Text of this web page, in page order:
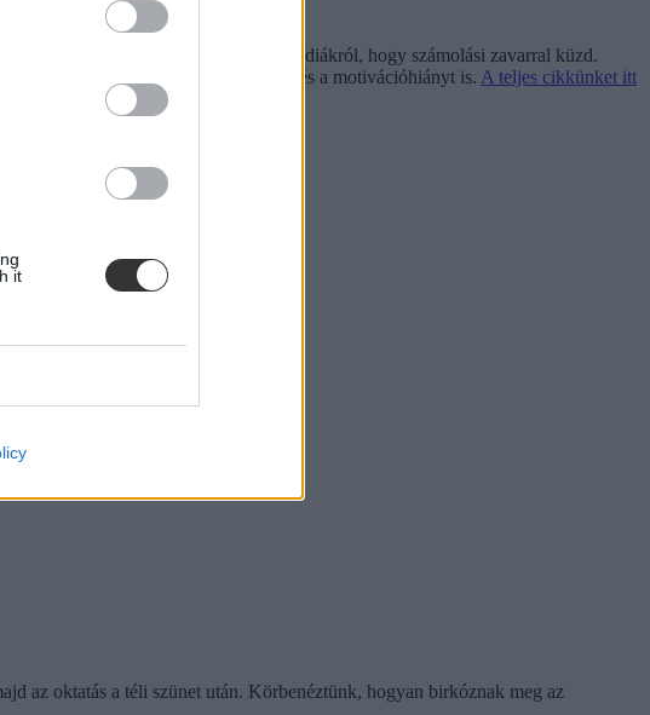
it
nyolcadikosként derül ki egy diákról, hogy számolási zavarral küzd.
a gyakran kialakuló önbizalom- és a motivációhiányt is. A teljes cikkünket itt
az oktatás a téli szünet után. Körbenéztünk, hogyan birkóznak meg az